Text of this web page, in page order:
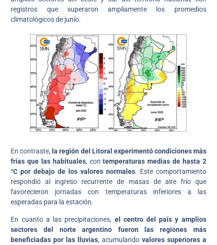
registros que superaron ampliamente los promedios
climatológicos de junio.
En contraste, la región del Litoral experimentó condiciones más
frías que las habituales, contemperaturas medias de hasta 2
°C por debajo de los valores normales. Este comportamiento
respondió al ingreso recurrente de masas de aire frío que
favorecieron jornadas con temperaturas inferiores a las
esperadas para la estación.
En cuanto a las precipitaciones, el centro del país y amplios
sectores del norte argentino fueron las regiones más
beneficiadas por las lluvias, acumulando valores superiores a